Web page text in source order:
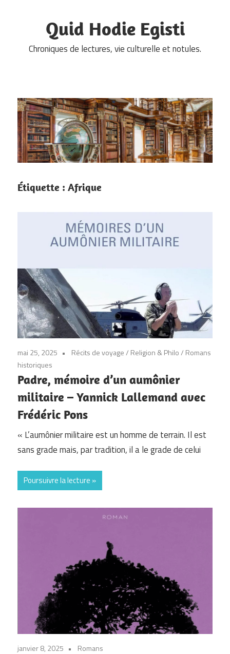
Quid Hodie Egisti
Chroniques de lectures, vie culturelle et notules.
Étiquette : Afrique
mai 25, 2025 Récits de voyage/ Religion & Philo/ Romans
historiques
Padre, mémoire d’un aumônier
militaire – Yannick Lallemand avec
Frédéric Pons
« L’aumônier militaire est un homme de terrain. Il est
sans grade mais, par tradition, il a le grade de celui
Poursuivre la lecture
janvier 8, 2025 Romans